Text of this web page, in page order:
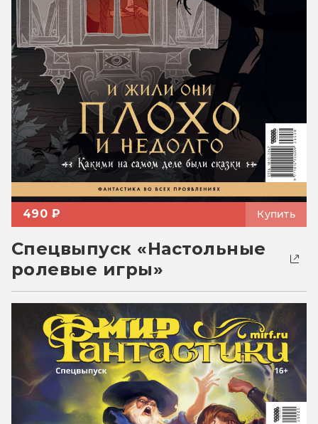
490 ₽ Купить
Спецвыпуск «Настольные
ролевые игры»